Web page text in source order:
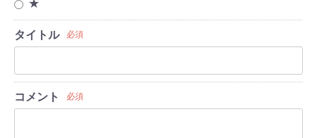
★
タイトル 必須
コメント 必須